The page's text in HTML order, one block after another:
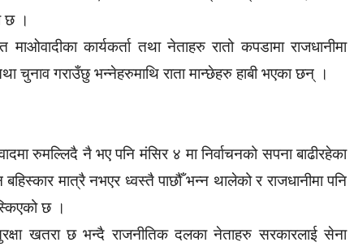
छ ।
कार्यकर्ता तथा नेताहरु रातो कपडामा राजधानीमा
चुनाव गराउँछु भन्नेहरुमाथि राता मान्छेहरु हाबी भएका छन् ।
रुमल्लिदै नै भए पनि मंसिर ४ मा निर्वाचनको सपना बाढीरहेका
मात्रै नभएर ध्वस्तै पाछौँ भन्न थालेको र राजधानीमा पनि
छ ।
खतरा छ भन्दै राजनीतिक दलका नेताहरु सरकारलाई सेना